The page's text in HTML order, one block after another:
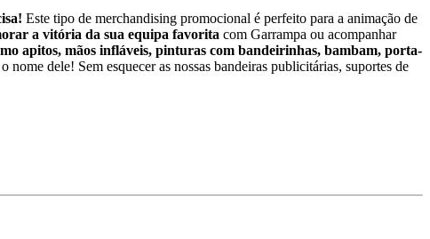
Este tipo de merchandising promocional é perfeito para a animação de
a vitória da sua equipa favorita com Garrampa ou acompanhar
apitos, mãos infláveis, pinturas com bandeirinhas, bambam, porta-
dele! Sem esquecer as nossas bandeiras publicitárias, suportes de